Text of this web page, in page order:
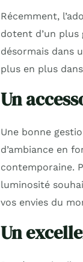
Récemment,
dotent d’un
désormais dans
plus en plus
Un
Une bonne
d’ambiance en
contemporaine.
luminosité
vos envies du
Un